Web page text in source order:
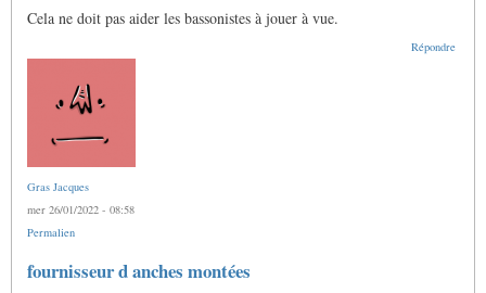
Cela ne doit pas aider les bassonistes à jouer à vue.
Répondre
Gras Jacques
mer 26/01/2022 - 08:58
Permalien
fournisseur d anches montées